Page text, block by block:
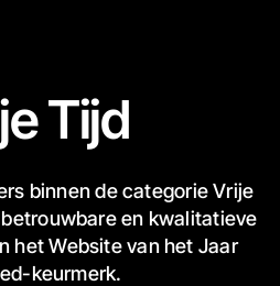
Tijd
binnen de categorie Vrije
en kwalitatieve
het Website van het Jaar
keurmerk.